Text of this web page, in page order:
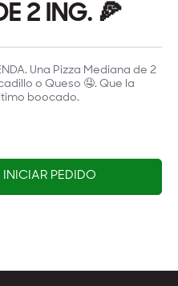
2 ING. 🍕
Una Pizza Mediana de 2
o Queso 🤤. Que la
boocado.
INICIAR PEDIDO